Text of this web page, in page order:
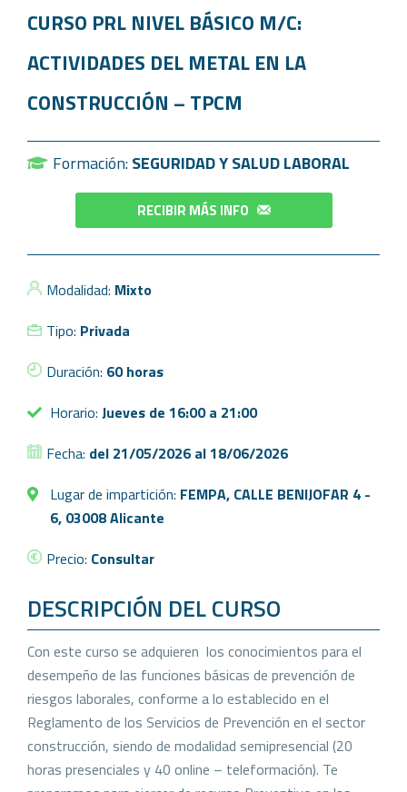
CURSO PRL NIVEL BÁSICO M/C:
ACTIVIDADES DEL METAL EN LA
CONSTRUCCIÓN – TPCM
Formación:SEGURIDAD Y SALUD LABORAL
RECIBIR MÁS INFO
Modalidad: Mixto
Tipo: Privada
Duración: 60 horas
Horario: Jueves de 16:00 a 21:00
Fecha: del 21/05/2026 al 18/06/2026
Lugar de impartición: FEMPA, CALLE BENIJOFAR 4 -
6, 03008 Alicante
Precio: Consultar
DESCRIPCIÓN DEL CURSO
Con este curso se adquieren los conocimientos para el
desempeño de las funciones básicas de prevención de
riesgos laborales, conforme a lo establecido en el
Reglamento de los Servicios de Prevención en el sector
construcción, siendo de modalidad semipresencial (20
horas presenciales y 40 online – teleformación). Te